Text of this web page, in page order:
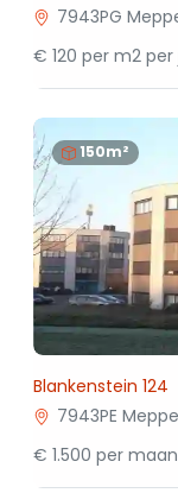
7943PG
€ 120 per m2 per
150m²
Blankenstein 124
7943PE
€ 1.500 per